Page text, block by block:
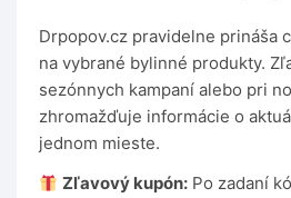
Drpopov.cz pravidelne prináša
na vybrané bylinné produkty.
sezónnych kampaní alebo pri
zhromažďuje informácie o
jednom mieste.
Zľavový kupón: Po zadaní